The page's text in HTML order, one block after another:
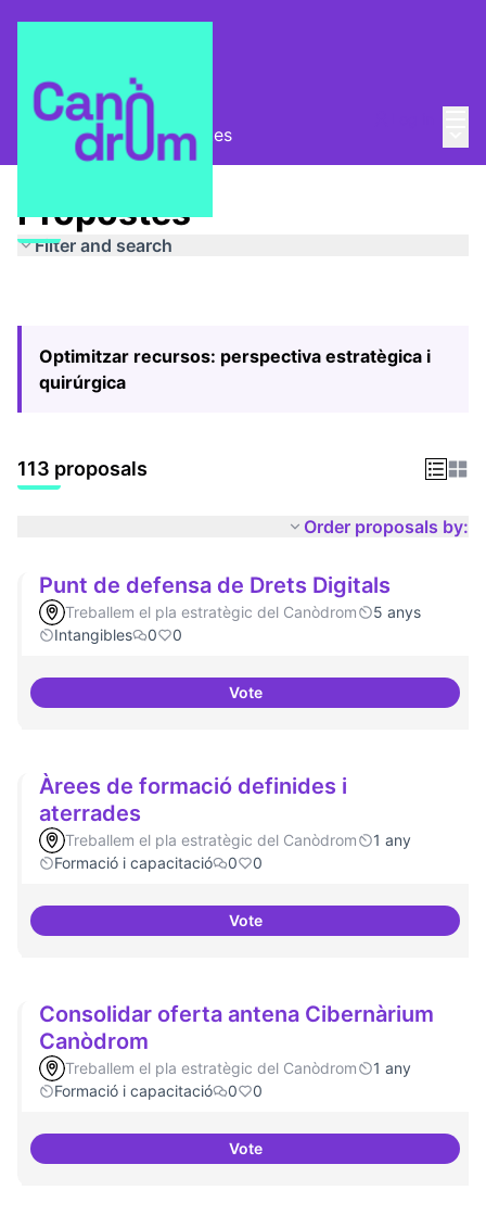
Pla Estratègic Propostes
Propostes
Filter and search
Optimitzar recursos: perspectiva estratègica i
quirúrgica
113 proposals
Order proposals by:
Punt de defensa de Drets Digitals
Treballem el pla estratègic del Canòdrom
5 anys
Intangibles
0 0
VotePunt de defensa de Drets
Àrees de formació definides i
aterrades
Treballem el pla estratègic del Canòdrom
1 any
Formació i capacitació
0 0
VoteÀrees de formació definides i
Consolidar oferta antena Cibernàrium
Canòdrom
Treballem el pla estratègic del Canòdrom
1 any
Formació i capacitació
0 0
VoteConsolidar oferta antena